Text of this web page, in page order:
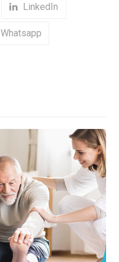
LinkedIn
Whatsapp